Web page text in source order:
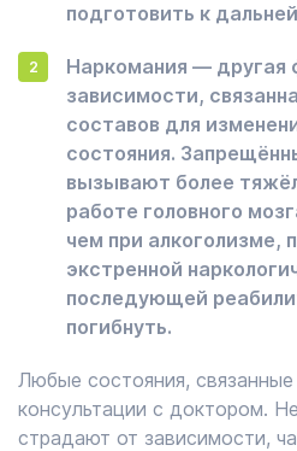
подготовить к
Наркомания — другая
зависимости,
составов для
состояния.
вызывают более
работе головного
чем при алкоголизме,
экстренной
последующей
погибнуть.
Любые состояния,
консультации с доктором.
страдают от зависимости,